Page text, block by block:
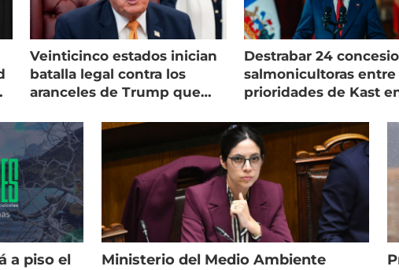
Veinticinco estados inician
batalla legal contra los
aranceles de Trump que
Destrabar 24
salmonicultoras entre
prioridades de Kast
a piso el
Ministerio del Medio Ambiente